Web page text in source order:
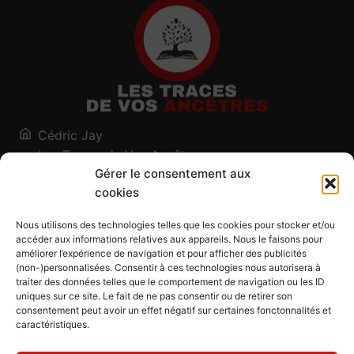
Gérer le consentement aux
cookies
Nous utilisons des technologies telles que les cookies pour stocker et/ou
accéder aux informations relatives aux appareils. Nous le faisons pour
améliorer l’expérience de navigation et pour afficher des publicités
(non-)personnalisées. Consentir à ces technologies nous autorisera à
traiter des données telles que le comportement de navigation ou les ID
uniques sur ce site. Le fait de ne pas consentir ou de retirer son
consentement peut avoir un effet négatif sur certaines fonctonnalités et
caractéristiques.
Cédric Jay
Les Traces de Vos Ancêtres
120, chemin des Salines
73200 Albertville - Savoie
Blog
Outils généalogiques
Contact
Plan du site
Mentions légales
Politique de confidentialité